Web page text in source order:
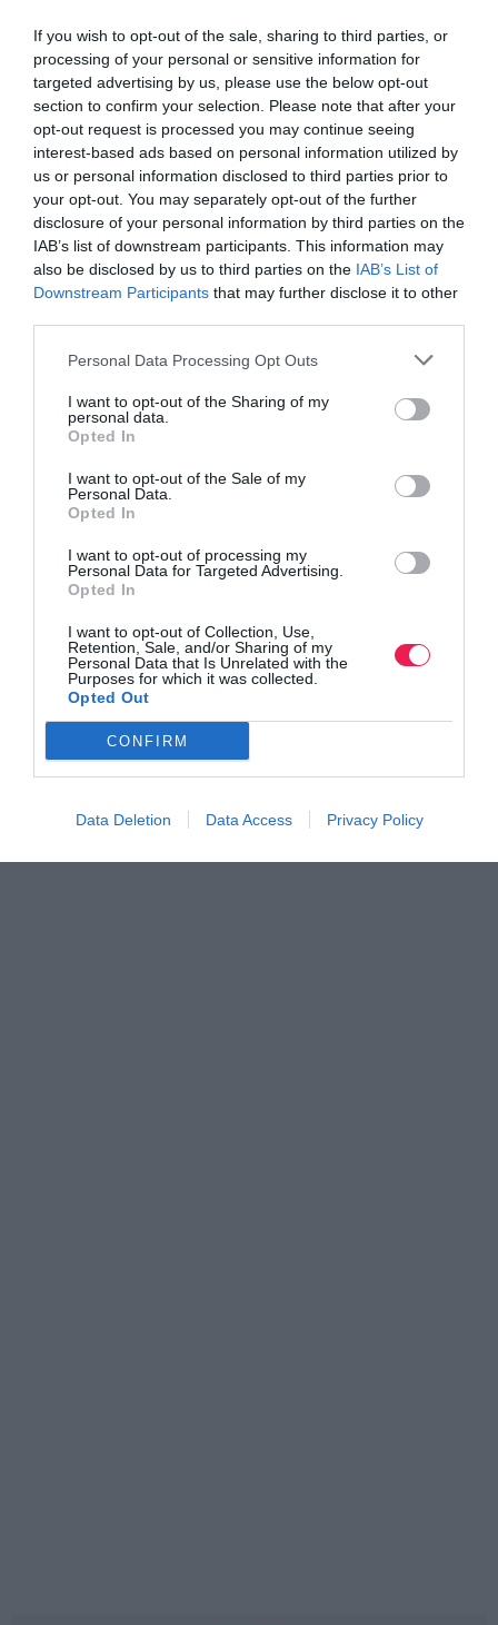
If you wish to opt-out of the sale, sharing to third parties, or
processing of your personal or sensitive information for
targeted advertising by us, please use the below opt-out
section to confirm your selection. Please note that after your
opt-out request is processed you may continue seeing
interest-based ads based on personal information utilized by
us or personal information disclosed to third parties prior to
your opt-out. You may separately opt-out of the further
disclosure of your personal information by third parties on the
IAB’s list of downstream participants. This information may
also be disclosed by us to third parties on the IAB’s List of
Downstream Participants that may further disclose it to other
Personal Data Processing Opt Outs
I want to opt-out of the Sharing of my
personal data.
Opted In
I want to opt-out of the Sale of my
Personal Data.
Opted In
I want to opt-out of processing my
Personal Data for Targeted Advertising.
Opted In
I want to opt-out of Collection, Use,
Retention, Sale, and/or Sharing of my
Personal Data that Is Unrelated with the
Purposes for which it was collected.
Opted Out
CONFIRM
Data Deletion Data Access Privacy Policy
Γίνε Συνδρομητής
Όλα τα Τεύχη